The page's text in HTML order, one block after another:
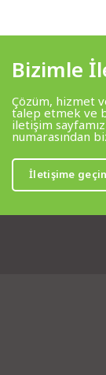
Bizimle
Çözüm, hizmet
talep etmek ve
iletişim
numarasından
İletişime